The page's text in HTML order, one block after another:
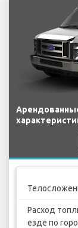
Расход
езде по